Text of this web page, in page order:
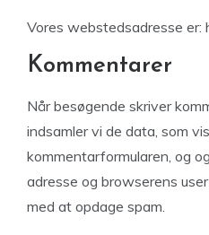
Vores webstedsadresse er:
Kommentarer
Når besøgende skriver
indsamler vi de data, som
kommentarformularen, og
adresse og browserens
med at opdage spam.